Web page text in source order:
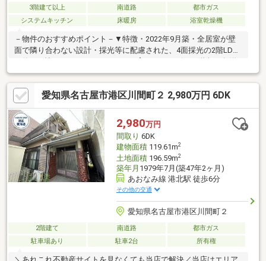
3階建て以上 南道路
都市ガス
システムキッチン
床暖房 浴室乾燥機
－物件のおすすめポイント－▼特徴・2022年9月築・全居室が壁
面で隣り合わない設計・採光等に配慮された、4面採光の2階LDK
室に収納を確保、LDには棚を設置・カースペース有(車種によ
る)▼設備・床暖房(リビング)・食器洗乾燥機・浴室暖房換気乾燥
機・トイレ2箇所有▼2026年3月室内リフォーム済【張替】全室ク
ロス【交換】ビルトインコンロ【その他】リペア補修、水回りコ
ーキング打ち直し 他■ ご希望の住まい探しをお手伝いします
━━━━━・・・物件の詳細・ご相談はお気軽にお問い合わせく
ださい。
愛知県名古屋市港区川間町２ 2,980万円 6DK
2,980万円
間取り 6DK
建物面積119.61m2
土地面積196.59m2
築年月 1979年7月(築47年2ヶ月)
あおなみ線 港北駅 徒歩6分
その他の交通
愛知県名古屋市港区川間町２
2階建て 南道路
都市ガス
駐車場あり
駐車2台 所有権